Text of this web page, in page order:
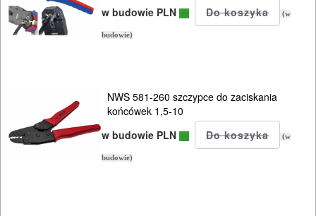
w budowie PLN
(w
budowie)
NWS 581-260 szczypce do zaciskania
końcówek 1,5-10
w budowie PLN
(w
budowie)